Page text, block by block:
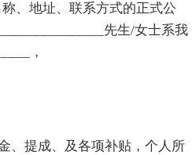
、地址、联系方式的正式公
先生/女士系我
，
、提成、及各项补贴，个人所